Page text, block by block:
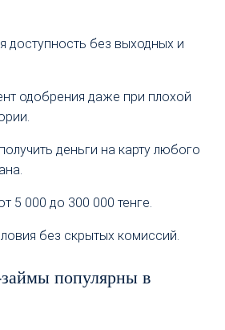
доступность без выходных и
одобрения даже при плохой
деньги на карту любого
5 000 до 300 000 тенге.
без скрытых комиссий.
популярны в